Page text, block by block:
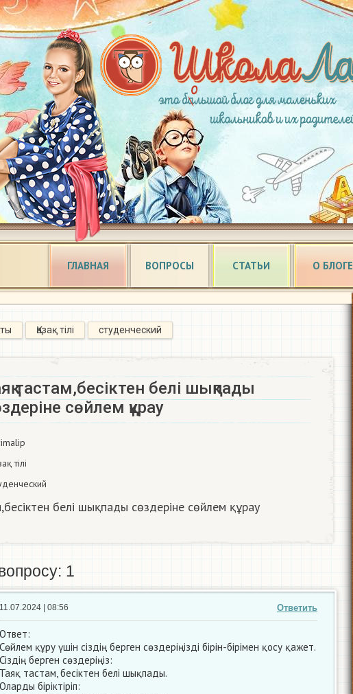
ГЛАВНАЯ ВОПРОСЫ СТАТЬИ О БЛОГЕ
Қазақ тiлi студенческий
тастам,бесіктен белі шықпады
сөйлем құрау​
тiлi
белі шықпады сөздеріне сөйлем құрау​
1
Ответить
11.07.2024 | 08:56
Ответ:
Сөйлем құру үшін сіздің берген сөздеріңізді бірін-бірімен қосу қажет.
Сіздің берген сөздеріңіз:
Таяқ тастам, бесіктен белі шықпады.
Оларды біріктіріп: